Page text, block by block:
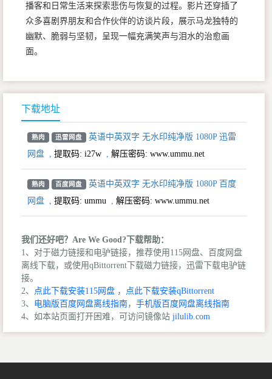
播客和日常生活来探索悲伤与恢复的过程。影片还穿插了
众多喜剧界朋友和合作伙伴的访谈片段，展示马龙独特的
幽默、脆弱与坚韧，呈现一幅充满笑声与泪水的治愈画
面。
下载地址
熟肉 迅雷网盘
英语中英双字 无水印纯净版 1080P 迅雷
网盘
提取码: i27w 解压密码: www.ummu.net
熟肉 百度网盘
英语中英双字 无水印纯净版 1080P 百度
网盘
提取码: ummu 解压密码: www.ummu.net
我们还好吧？Are We Good?下载帮助：
1、对于磁力链接和电驴链接，推荐使用115网盘、百度网盘
离线下载，或使用qBittorrent下载磁力链接，迅雷下载电驴链
接。
2、
点此下载安装115网盘 ，
点此下载安装qBittorrent
3、
电脑版百度网盘离线指南， 手机版百度网盘离线指南
4、如本站页面打开困难，可访问镜像站 jilulib.com